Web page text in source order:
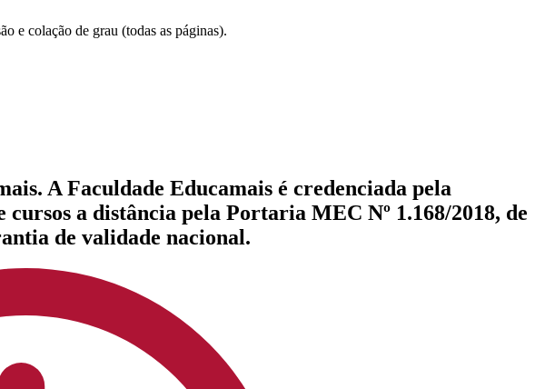
e colação de grau (todas as páginas).
A Faculdade Educamais é credenciada pela
a distância pela Portaria MEC Nº 1.168/2018, de
de validade nacional.